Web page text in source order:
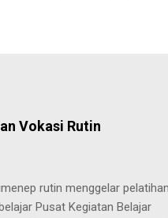
Vokasi Rutin
rutin menggelar pelatihan
Pusat Kegiatan Belajar